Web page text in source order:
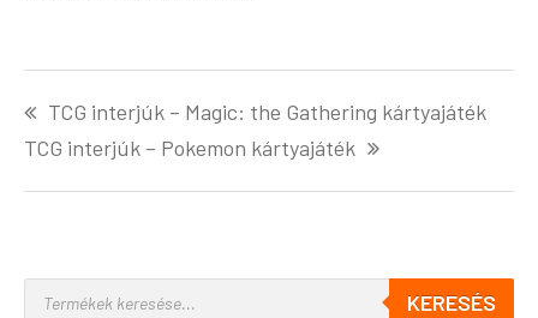
TCG interjúk – Magic: the Gathering kártyajáték
TCG interjúk – Pokemon kártyajáték
KERESÉS